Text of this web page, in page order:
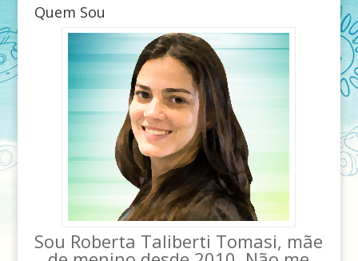
Quem Sou
Sou Roberta Taliberti Tomasi, mãe